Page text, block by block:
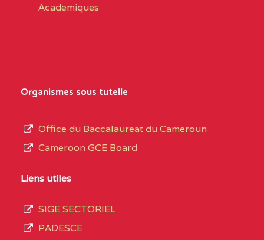
BILINGUAL TECHNICAL COLLEGE CHRIST
LITTORAL
de
du
de
septembre
Academiques
Organismes sous tutelle
Office du Baccalaureat du Cameroun
Cameroon GCE Board
Liens utiles
SIGE SECTORIEL
PADESCE